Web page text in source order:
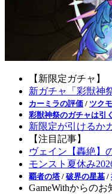
【新限定ガチャ】
新ガチャ「彩獣神
カーミラの評価 / ツク
彩獣神祭のガチャは引
新限定が引けるか
【注目記事】
ヴェイン【轟絶】
モンスト夏休み
覇者の塔 / 破界の星墓 /
GameWithからのお